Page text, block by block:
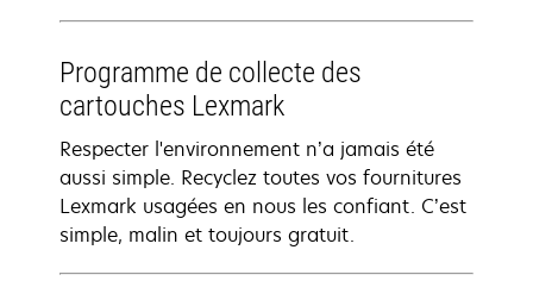
Programme de collecte des
cartouches Lexmark
Respecter l'environnement n’a jamais été
aussi simple. Recyclez toutes vos fournitures
Lexmark usagées en nous les confiant. C’est
simple, malin et toujours gratuit.